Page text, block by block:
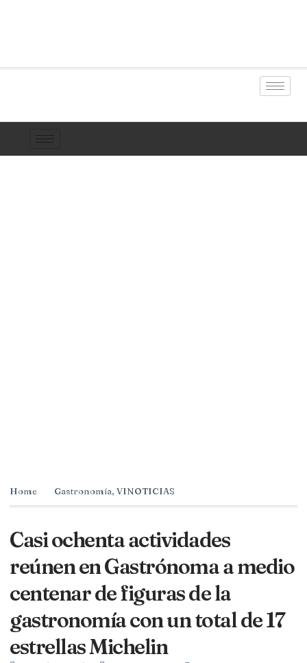
Home Gastronomía, VINOTICIAS
Casi ochenta actividades
reúnen en Gastrónoma a medio
centenar de figuras de la
gastronomía con un total de 17
estrellas Michelin